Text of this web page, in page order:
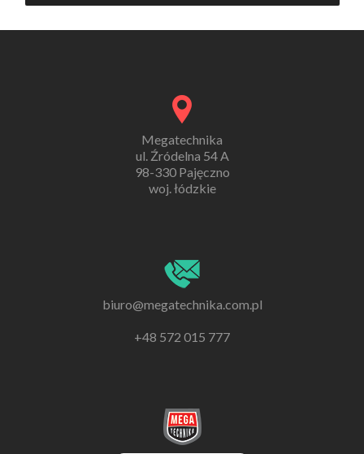
Megatechnika
ul. Źródelna 54 A
98-330 Pajęczno
woj. łódzkie
biuro@megatechnika.com.pl
+48 572 015 777